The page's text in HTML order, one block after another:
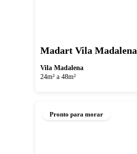
Madart Vila Madalena
Vila Madalena
24m² a 48m²
Pronto para morar